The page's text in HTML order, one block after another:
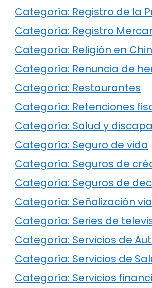
Categoría: Registro de la
Categoría: Registro
Categoría: Religión en
Categoría: Renuncia de
Categoría: Restaurantes
Categoría: Retenciones
Categoría: Salud y
Categoría: Seguro de vida
Categoría: Seguros de
Categoría: Seguros de
Categoría: Señalización
Categoría: Series de
Categoría: Servicios de
Categoría: Servicios de
Categoría: Servicios